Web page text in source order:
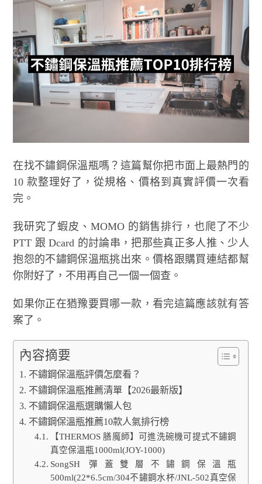
在找不鏽鋼保溫瓶嗎？這篇幫你把市面上最熱門的
10 款整理好了，從規格、價格到真實評價一次看
完。
我研究了蝦皮、MOMO 的銷售排行，也爬了不少
PTT 跟 Dcard 的討論串，把那些真正多人推、少人
抱怨的不鏽鋼保溫瓶挑出來。價格跟購買連結都幫
你附好了，不用再自己一個一個查。
如果你正在猶豫要買哪一款，看完這篇應該就有答
案了。
內容摘要
不鏽鋼保溫瓶評價怎麼看？
不鏽鋼保溫瓶推薦清單【2026最新版】
不鏽鋼保溫瓶選購懶人包
不鏽鋼保溫瓶推薦10款人氣排行榜
【THERMOS 膳魔師】可進洗碗機可提式不鏽鋼
真空保溫瓶1000ml(JOY-1000)
SongSH 彈蓋雙層不鏽鋼保溫瓶
500ml(22*6.5cm/304不鏽鋼水杯/JNL-502真空保